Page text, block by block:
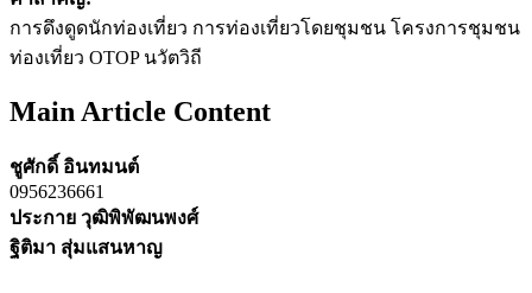
การดึงดูดนักท่องเที่ยว การท่องเที่ยวโดยชุมชน โครงการชุมชน
ท่องเที่ยว OTOP นวัตวิถี
Main Article Content
ชูศักดิ์ อินทมนต์
0956236661
ประกาย วุฒิพิพัฒนพงศ์
ฐิติมา สุ่มแสนหาญ